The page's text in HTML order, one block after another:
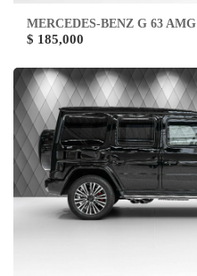
MERCEDES-BENZ G 63 AMG
$ 185,000